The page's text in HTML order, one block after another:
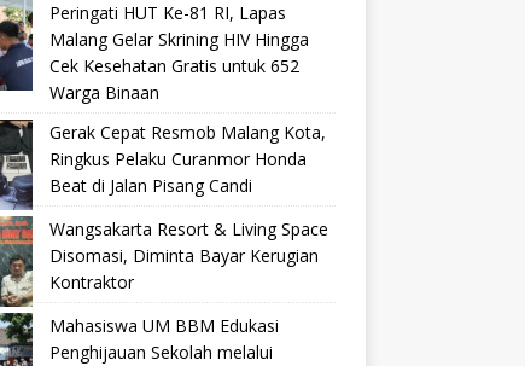
Peringati HUT Ke-81 RI, Lapas
Malang Gelar Skrining HIV Hingga
Cek Kesehatan Gratis untuk 652
Warga Binaan
Gerak Cepat Resmob Malang Kota,
Ringkus Pelaku Curanmor Honda
Beat di Jalan Pisang Candi
Wangsakarta Resort & Living Space
Disomasi, Diminta Bayar Kerugian
Kontraktor
Mahasiswa UM BBM Edukasi
Penghijauan Sekolah melalui